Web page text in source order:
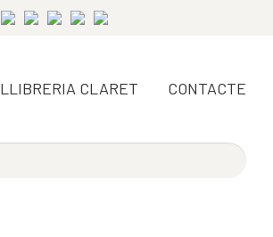
LLIBRERIA CLARET CONTACTE